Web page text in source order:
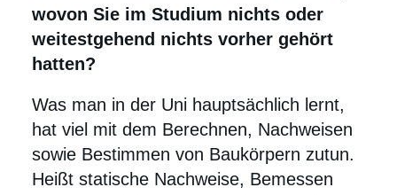
wovon Sie im Studium nichts oder
weitestgehend nichts vorher gehört
hatten?
Was man in der Uni hauptsächlich lernt,
hat viel mit dem Berechnen, Nachweisen
sowie Bestimmen von Baukörpern zutun.
Heißt statische Nachweise, Bemessen